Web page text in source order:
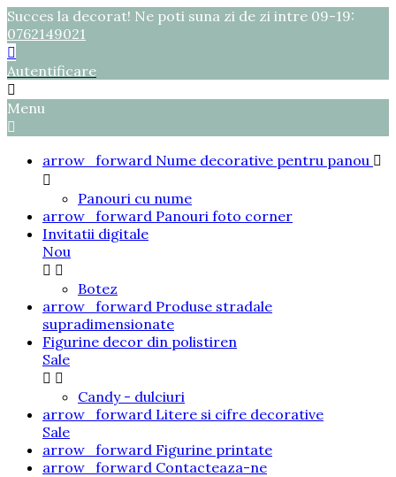
Succes la decorat! Ne poti suna zi de zi intre 09-19:
0762149021

Autentificare

Menu

arrow_forward Nume decorative pentru panou 

Panouri cu nume
arrow_forward Panouri foto corner
Invitatii digitale
Nou
 
Botez
arrow_forward Produse stradale
supradimensionate
Figurine decor din polistiren
Sale
 
Candy - dulciuri
arrow_forward Litere si cifre decorative
Sale
arrow_forward Figurine printate
arrow_forward Contacteaza-ne